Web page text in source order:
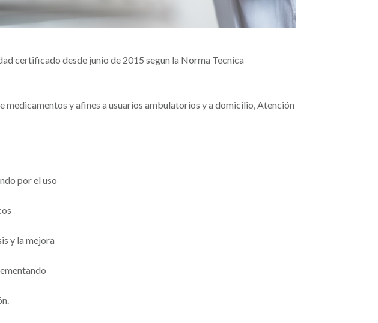
certificado desde junio de 2015 segun la Norma Tecnica
y afines a usuarios ambulatorios y a domicilio, Atención
por el uso
y la mejora